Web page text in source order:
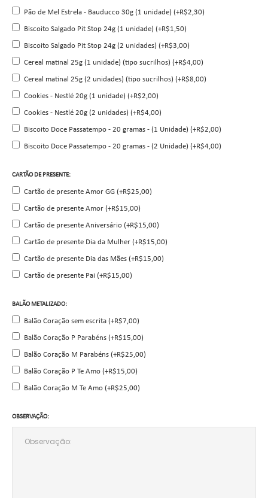
Pão de Mel Estrela - Bauducco 30g (1 unidade) (+R$2,30)
Biscoito Salgado Pit Stop 24g (1 unidade) (+R$1,50)
Biscoito Salgado Pit Stop 24g (2 unidades) (+R$3,00)
Cereal matinal 25g (1 unidade) (tipo sucrilhos) (+R$4,00)
Cereal matinal 25g (2 unidades) (tipo sucrilhos) (+R$8,00)
Cookies - Nestlé 20g (1 unidade) (+R$2,00)
Cookies - Nestlé 20g (2 unidades) (+R$4,00)
Biscoito Doce Passatempo - 20 gramas - (1 Unidade) (+R$2,00)
Biscoito Doce Passatempo - 20 gramas - (2 Unidade) (+R$4,00)
CARTÃO DE PRESENTE:
Cartão de presente Amor GG (+R$25,00)
Cartão de presente Amor (+R$15,00)
Cartão de presente Aniversário (+R$15,00)
Cartão de presente Dia da Mulher (+R$15,00)
Cartão de presente Dia das Mães (+R$15,00)
Cartão de presente Pai (+R$15,00)
BALÃO METALIZADO:
Balão Coração sem escrita (+R$7,00)
Balão Coração P Parabéns (+R$15,00)
Balão Coração M Parabéns (+R$25,00)
Balão Coração P Te Amo (+R$15,00)
Balão Coração M Te Amo (+R$25,00)
OBSERVAÇÃO: